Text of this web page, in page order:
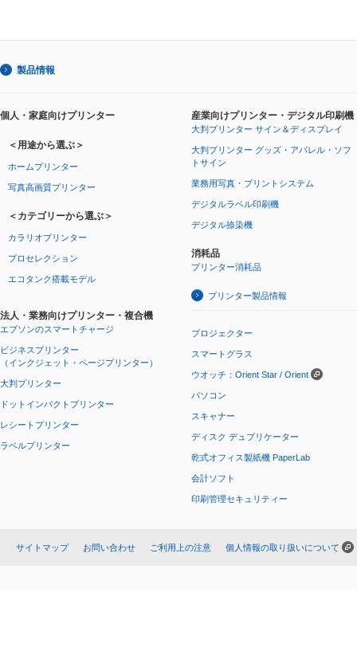
製品情報
個人・家庭向けプリンター
＜用途から選ぶ＞
ホームプリンター
写真高画質プリンター
＜カテゴリーから選ぶ＞
カラリオプリンター
プロセレクション
エコタンク搭載モデル
法人・業務向けプリンター・複合機
エプソンのスマートチャージ
ビジネスプリンター
（インクジェット・ページプリンター）
大判プリンター
ドットインパクトプリンター
レシートプリンター
ラベルプリンター
産業向けプリンター・デジタル印刷機
大判プリンター サイン＆ディスプレイ
大判プリンター グッズ・アパレル・ソフ
トサイン
業務用写真・プリントシステム
デジタルラベル印刷機
デジタル捺染機
消耗品
プリンター消耗品
プリンター製品情報
プロジェクター
スマートグラス
ウオッチ：Orient Star / Orient
パソコン
スキャナー
ディスク デュプリケーター
乾式オフィス製紙機 PaperLab
会計ソフト
印刷管理セキュリティー
サイトマップ お問い合わせ ご利用上の注意 個人情報の取り扱いについて